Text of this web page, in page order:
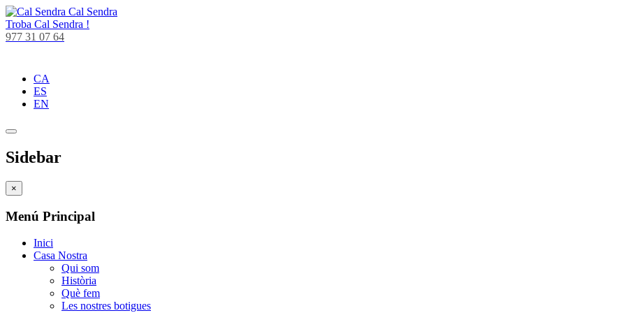
Cal Sendra
Troba Cal Sendra !
977 31 07 64
CA
ES
EN
Sidebar
×
Menú Principal
Inici
Casa Nostra
Qui som
Història
Què fem
Les nostres botigues